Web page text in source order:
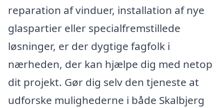
reparation af vinduer, installation af nye
glaspartier eller specialfremstillede
løsninger, er der dygtige fagfolk i
nærheden, der kan hjælpe dig med netop
dit projekt. Gør dig selv den tjeneste at
udforske mulighederne i både Skalbjerg